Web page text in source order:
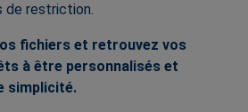
de restriction.
fichiers et retrouvez vos
à être personnalisés et
simplicité.